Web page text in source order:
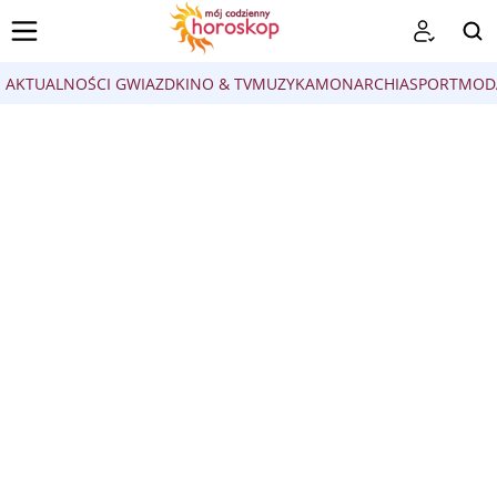
AKTUALNOŚCI GWIAZDKINO & TVMUZYKAMONARCHIASPORT